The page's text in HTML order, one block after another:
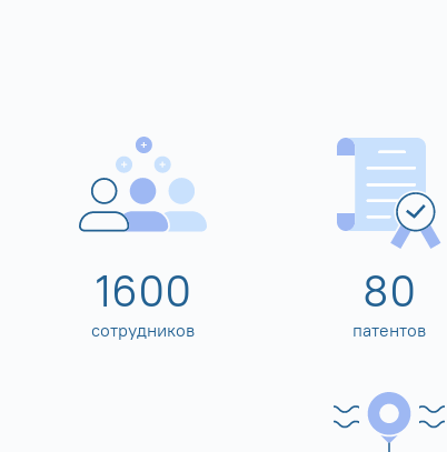
1600
сотрудников
80
патентов